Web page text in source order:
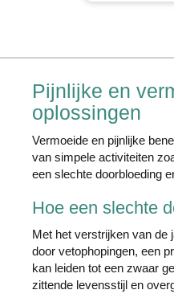
Pijnlijke en
oplossingen
Vermoeide en pijnlijke
van simpele activiteiten
een slechte doorbloeding
Hoe een slechte
Met het verstrijken van de
door vetophopingen, een
kan leiden tot een zwaar
zittende levensstijl en